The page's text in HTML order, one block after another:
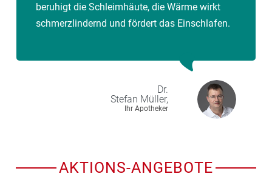
beruhigt die Schleimhäute, die Wärme wirkt
schmerzlindernd und fördert das Einschlafen.
Dr.
Stefan Müller,
Ihr Apotheker
AKTIONS-ANGEBOTE